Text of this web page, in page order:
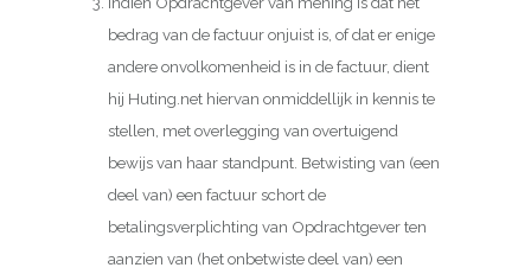
bedrag van de factuur onjuist is, of dat er enige
andere onvolkomenheid is in de factuur, dient
hij Huting.net hiervan onmiddellijk in kennis te
stellen, met overlegging van overtuigend
bewijs van haar standpunt. Betwisting van (een
deel van) een factuur schort de
betalingsverplichting van Opdrachtgever ten
aanzien van (het onbetwiste deel van) een